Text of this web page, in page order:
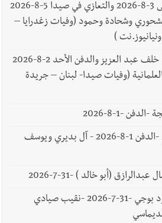
وفاة مصطفى محمد موسى 3-8-2026 والتعازي في صيدا 5-8-2026
وشحادة وحمود (وفيات زغدرايا –
)
وفاة الشاب موسى محمد خلف عبد العزيز والدفن الأحد 2-8-2026
(وفيات صيدا- لبنان – جريدة
-1-8-2026
وفاة بدرية يوسف بديري -الدفن 1-8-2026 - آل بديري ويوسف
(أبو خالد ) -31-7-2026
وفاة الحاج مصطفى محمود بوجي -31-7-2026 -نقيب صيادي